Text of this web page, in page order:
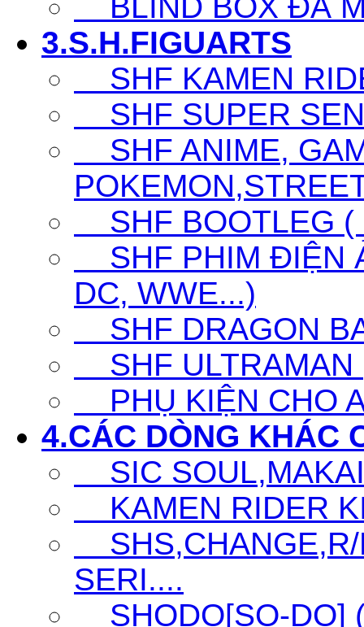
BLIND BOX ĐÃ
3.S.H.FIGUARTS
SHF KAMEN
SHF SUPER
SHF ANIME,
SHF BOOTLEG (
SHF PHIM ĐIỆN
DC, WWE...)
SHF DRAGON
SHF ULTRAMAN
PHỤ KIỆN CHO
4.CÁC DÒNG KHÁC
SIC
KAMEN RIDER
SHS,CHANGE,R/
SERI....
SHODO[SO-DO]